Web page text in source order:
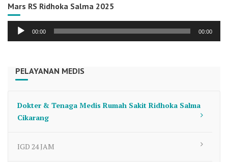
Mars RS Ridhoka Salma 2025
Audio
00:00 00:00
PELAYANAN MEDIS
Dokter & Tenaga Medis Rumah Sakit Ridhoka Salma
Cikarang
IGD 24 JAM